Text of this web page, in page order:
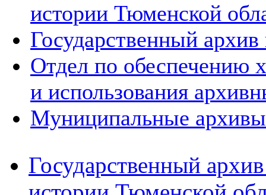
истории Тюменской
Государственный архив
Отдел по обеспечению
и использования
Муниципальные архивы
Государственный